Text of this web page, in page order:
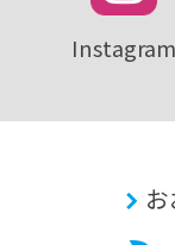
Instagram